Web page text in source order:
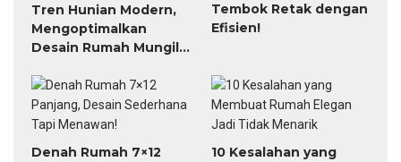
Tren Hunian Modern,
Mengoptimalkan
Desain Rumah Mungil
Tembok Retak dengan
Efisien!
Denah Rumah 7×12
10 Kesalahan yang